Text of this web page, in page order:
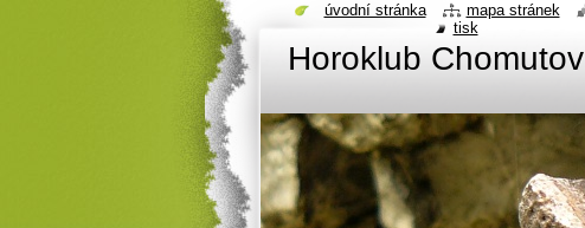
Horoklub Chomutov
úvodní stránka mapa stránek
tisk